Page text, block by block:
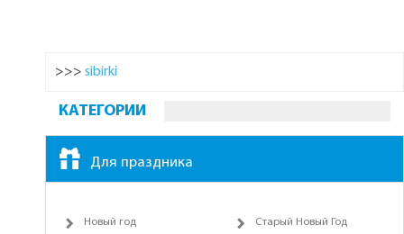
>>> sibirki
КАТЕГОРИИ
Для праздника
Новый год Старый Новый Год